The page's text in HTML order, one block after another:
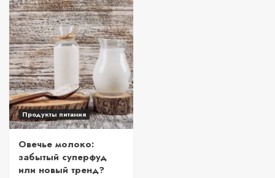
Продукты питания
Овечье молоко:
забытый суперфуд
или новый тренд?